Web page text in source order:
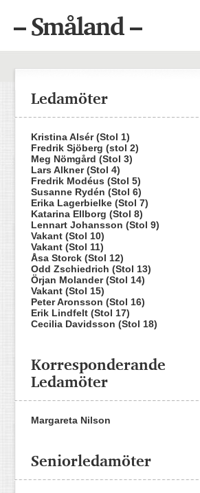
– Småland –
Ledamöter
Kristina Alsér (Stol 1)
Fredrik Sjöberg (stol 2)
Meg Nömgård (Stol 3)
Lars Alkner (Stol 4)
Fredrik Modéus (Stol 5)
Susanne Rydén (Stol 6)
Erika Lagerbielke (Stol 7)
Katarina Ellborg (Stol 8)
Lennart Johansson (Stol 9)
Vakant (Stol 10)
Vakant (Stol 11)
Åsa Storck (Stol 12)
Odd Zschiedrich (Stol 13)
Örjan Molander (Stol 14)
Vakant (Stol 15)
Peter Aronsson (Stol 16)
Erik Lindfelt (Stol 17)
Cecilia Davidsson (Stol 18)
Korresponderande
Ledamöter
Margareta Nilson
Seniorledamöter